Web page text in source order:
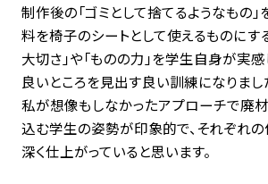
制作後の「ゴミとして捨てるようなもの」
料を椅子のシートとして使えるものにす
大切さ」や「ものの力」を学生自身が実
良いところを見出す良い訓練になりまし
私が想像もしなかったアプローチで廃
込む学生の姿勢が印象的で、それぞれ
深く仕上がっていると思います。